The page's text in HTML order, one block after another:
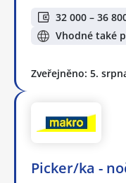
32 000 – 36
Vhodné také
Zveřejněno: 5.
Picker/ka -